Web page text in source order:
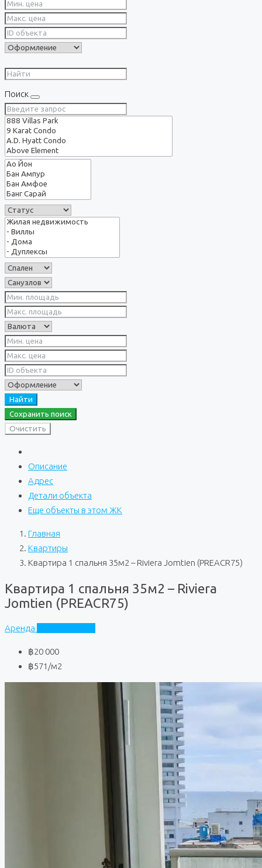
Поиск
Найти
Сохранить поиск
Очистить
Описание
Адрес
Детали объекта
Еще объекты в этом ЖК
Главная
Квартиры
Квартира 1 спальня 35м2 – Riviera Jomtien (PREACR75)
Квартира 1 спальня 35м2 – Riviera
Jomtien (PREACR75)
Аренда
฿20 000
฿571 /м2